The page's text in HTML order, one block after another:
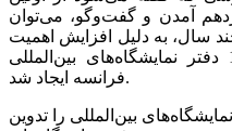
آمدن و گفت‌‌‌وگو، می‌‌‌توان
سال، به دلیل افزایش اهمیت
اکسپوها، در سال 1928 دفتر نمایشگاه‌‌‌های بین‌المللی(BIE) در
فرانسه ایجاد شد.
نمایشگاه‌‌‌های بین‌المللی را تدوین